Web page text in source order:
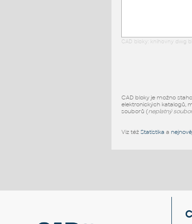
CAD bloky: knihovny dwg
CAD bloky je možno
elektronických katalogů,
souborů (neplatný
Viz též Statistika a